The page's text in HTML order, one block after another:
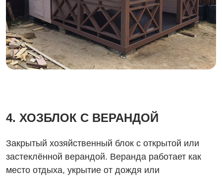
4. ХОЗБЛОК С ВЕРАНДОЙ
Закрытый хозяйственный блок с открытой или
застеклённой верандой. Веранда работает как
место отдыха, укрытие от дождя или